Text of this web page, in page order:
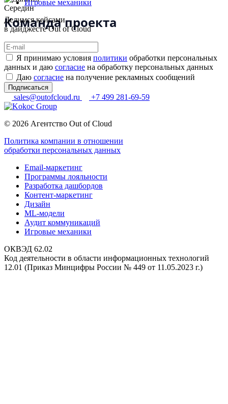
Команда проекта
Игровые механики
Делимся кейсами
в дайджесте Out of Cloud
Я принимаю условия политики обработки персональных
данных и даю согласие на обработку персональных данных
Даю согласие на получение рекламных сообщений
Подписаться
sales@outofcloud.ru +7 499 281-69-59
© 2026 Агентство Out of Cloud
Политика компании в отношении
обработки персональных данных
Email-маркетинг
Программы лояльности
Разработка дашбордов
Контент-маркетинг
Дизайн
ML-модели
Аудит коммуникаций
Игровые механики
ОКВЭД 62.02
Код деятельности в области информационных технологий
12.01 (Приказ Минцифры России № 449 от 11.05.2023 г.)